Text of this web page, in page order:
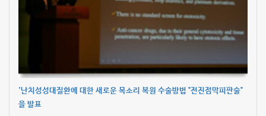
'난치성성대질환에 대한 새로운 목소리 복원 수술방법 "전진점막피판술"
을 발표